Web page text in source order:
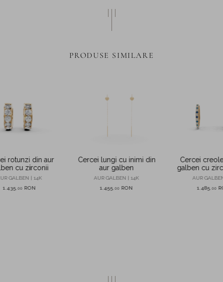
PRODUSE SIMILARE
rotunzi din aur
cu zirconii
GALBEN | 14K
1.435 ,00 RON
Cercei lungi cu inimi din
aur galben
AUR GALBEN | 14K
1.455 ,00 RON
Cercei
galben cu
si
AUR
1.485 ,00